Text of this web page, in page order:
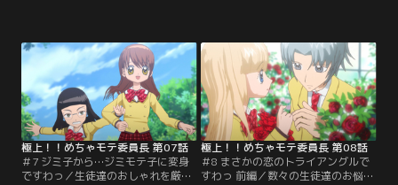
子の亜莉沙に未海は胸のざわつきを
覚える。仲の良い二人の様子を見る
につけ胸がズキズキと痛むが、自分
の気持ちに鈍感な未海は恋わずらい
には気がつかないのだった。【提
供：バンダイチャンネル】
が、告白に行く亜莉沙を見守るしか
なかった。翌朝、亜莉沙から告白が
うまくいったことを告げられる未
海。ショックを受けるが、自分の気
持ちに気がついていない未海は…。
【提供：バンダイチャンネル】
極上！！めちゃモテ委員長 第07話
＃7 ジミ子から…ジミモテ子に変身
ですわっ／生徒達のおしゃれを厳し
極上！！めちゃモテ委員長 第08話
＃8 まさかの恋のトライアングルで
すわっ 前編／数々の生徒達のお悩み